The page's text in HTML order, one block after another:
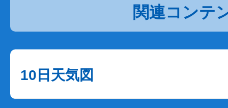
関連コンテ
10日天気図